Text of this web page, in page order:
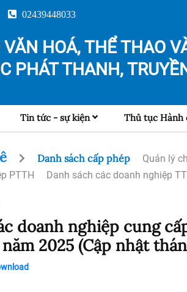
02439448033
VĂN HOÁ, THỂ THAO
PHÁT THANH,
Tin tức - sự kiện Thủ tục Hành
Danh sách cấp phép Quản lý
PTTH
Danh sách các doanh nghiệp
doanh nghiệp cung
2025 (Cập nhật